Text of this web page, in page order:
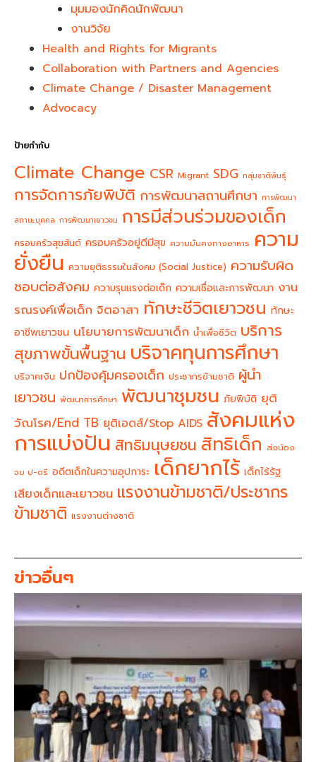
มุมมองนักคิดนักพัฒนา
งานวิจัย
Health and Rights for Migrants
Collaboration with Partners and Agencies
Climate Change / Disaster Management
Advocacy
ป้ายกำกับ
Climate Change CSR Migrant SDG กลุ่มชาติพันธุ์
การจัดการภัยพิบัติ การพัฒนาสถานศึกษา การพัฒนา
สถานะบุคคล การพัฒนาเยาวชน การมีส่วนร่วมของเด็ก
ครอบครัวสุขสันต์ ครอบครัวอยู่ดีมีสุข ความมั่นคงทางอาหาร ความ
ยั่งยืน ความยุติธรรมในสังคม (Social Justice) ความรับผิด
ชอบต่อสังคม ความรุนแรงต่อเด็ก ความเชื่อและการพัฒนา งาน
รณรงค์เพื่อเด็ก จิตอาสา ทักษะชีวิตเยาวชน ทักษะ
อาชีพเยาวชน นโยบายการพัฒนาเด็ก น้ำเพื่อชีวิต บริการ
สุขภาพขั้นพื้นฐาน บริจาคทุนการศึกษา
บริจาคเงิน ปกป้องคุ้มครองเด็ก ประชากรข้ามชาติ ผู้นำ
เยาวชน พัฒนาการศึกษา พัฒนาชุมชน ภัยพิบัติ ยุติ
วัณโรค/End TB ยุติเอดส์/Stop AIDS สังคมแห่ง
การแบ่งปัน สิทธิมนุษยชน สิทธิเด็ก ส่งน้อง
จบ ป-ตรี อดีตเด็กในความอุปการะ เด็กยากไร้ เด็กไร้รัฐ
เสียงเด็กและเยาวชน แรงงานข้ามชาติ/ประชากร
ข้ามชาติ แรงงานต่างชาติ
ข่าวอื่นๆ